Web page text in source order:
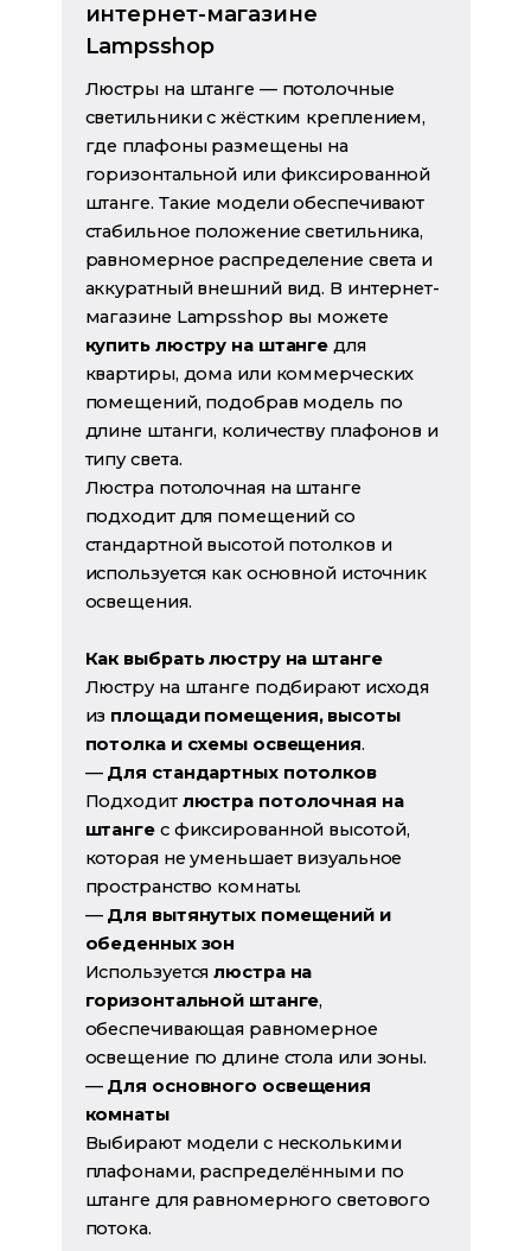
интернет-магазине
Lampsshop
Люстры на штанге — потолочные
светильники с жёстким креплением,
где плафоны размещены на
горизонтальной или фиксированной
штанге. Такие модели обеспечивают
стабильное положение светильника,
равномерное распределение света и
аккуратный внешний вид. В интернет-
магазине Lampsshop вы можете
купить люстру на штанге для
квартиры, дома или коммерческих
помещений, подобрав модель по
длине штанги, количеству плафонов и
типу света.
Люстра потолочная на штанге
подходит для помещений со
стандартной высотой потолков и
используется как основной источник
освещения.
Как выбрать люстру на штанге
Люстру на штанге подбирают исходя
из площади помещения, высоты
потолка и схемы освещения.
— Для стандартных потолков
Подходит люстра потолочная на
штангес фиксированной высотой,
которая не уменьшает визуальное
пространство комнаты.
— Для вытянутых помещений и
обеденных зон
Используетсялюстра на
горизонтальной штанге,
обеспечивающая равномерное
освещение по длине стола или зоны.
— Для основного освещения
комнаты
Выбирают модели с несколькими
плафонами, распределёнными по
штанге для равномерного светового
потока.